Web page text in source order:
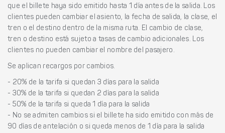
que el billete haya sido emitido hasta 1 día antes de la salida. Los
clientes pueden cambiar el asiento, la fecha de salida, la clase, el
tren o el destino dentro de la misma ruta. El cambio de clase,
tren o destino está sujeto a tasas de cambio adicionales. Los
clientes no pueden cambiar el nombre del pasajero.
Se aplican recargos por cambios.
- 20% de la tarifa si quedan 3 días para la salida
- 30% de la tarifa si quedan 2 días para la salida
- 50% de la tarifa si queda 1 día para la salida
- No se admiten cambios si el billete ha sido emitido con más de
90 días de antelación o si queda menos de 1 día para la salida